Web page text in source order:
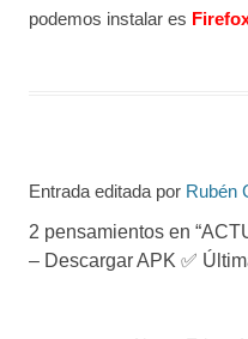
podemos instalar es
Entrada editada por Rubén
2 pensamientos en “
– Descargar APK ✅️